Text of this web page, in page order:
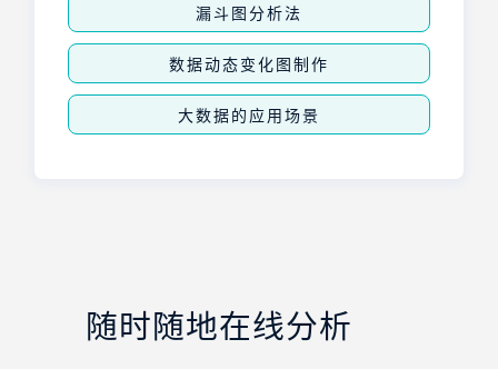
漏斗图分析法
数据动态变化图制作
大数据的应用场景
随时随地在线分析